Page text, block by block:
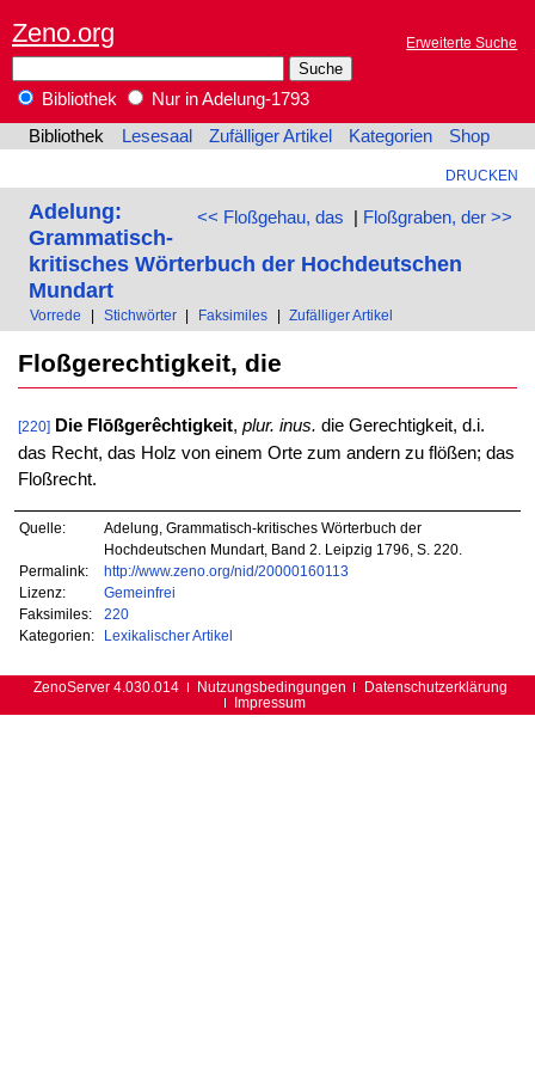
Zeno.org Erweiterte Suche
Bibliothek
Nur in Adelung-1793
Bibliothek
Lesesaal Zufälliger Artikel Kategorien Shop
DRUCKEN
<< Floßgehau, das | Floßgraben, der >>
Adelung:
Grammatisch-
kritisches Wörterbuch der Hochdeutschen
Mundart
Vorrede Stichwörter Faksimiles Zufälliger Artikel
Floßgerechtigkeit, die
[220] Die Flōßgerêchtigkeit, plur. inus. die Gerechtigkeit, d.i.
das Recht, das Holz von einem Orte zum andern zu flößen; das
Floßrecht.
Quelle:
Adelung, Grammatisch-kritisches Wörterbuch der
Hochdeutschen Mundart, Band 2. Leipzig 1796, S. 220.
Permalink:
http://www.zeno.org/nid/20000160113
Lizenz:
Gemeinfrei
Faksimiles:
220
Kategorien:
Lexikalischer Artikel
ZenoServer 4.030.014 Nutzungsbedingungen
Datenschutzerklärung
Impressum